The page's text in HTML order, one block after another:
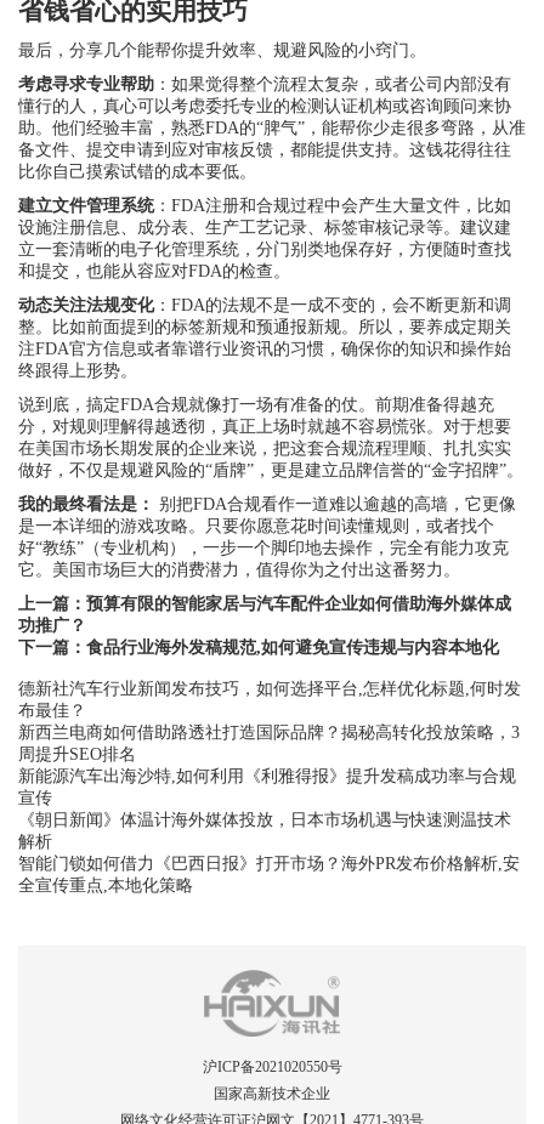
省钱省心的实用技巧
最后，分享几个能帮你提升效率、规避风险的小窍门。
考虑寻求专业帮助 ：如果觉得整个流程太复杂，或者公司内部没有
懂行的人，真心可以考虑委托专业的检测认证机构或咨询顾问来协
助。他们经验丰富，熟悉FDA的“脾气”，能帮你少走很多弯路，从准
备文件、提交申请到应对审核反馈，都能提供支持。这钱花得往往
比你自己摸索试错的成本要低。
建立文件管理系统：FDA注册和合规过程中会产生大量文件，比如
设施注册信息、成分表、生产工艺记录、标签审核记录等。建议建
立一套清晰的电子化管理系统，分门别类地保存好，方便随时查找
和提交，也能从容应对FDA的检查。
动态关注法规变化：FDA的法规不是一成不变的，会不断更新和调
整。比如前面提到的标签新规和预通报新规。所以，要养成定期关
注FDA官方信息或者靠谱行业资讯的习惯，确保你的知识和操作始
终跟得上形势。
说到底，搞定FDA合规就像打一场有准备的仗。前期准备得越充
分，对规则理解得越透彻，真正上场时就越不容易慌张。对于想要
在美国市场长期发展的企业来说，把这套合规流程理顺、扎扎实实
做好，不仅是规避风险的“盾牌”，更是建立品牌信誉的“金字招牌”。
我的最终看法是： 别把FDA合规看作一道难以逾越的高墙，它更像
是一本详细的游戏攻略。只要你愿意花时间读懂规则，或者找个
好“教练”（专业机构），一步一个脚印地去操作，完全有能力攻克
它。美国市场巨大的消费潜力，值得你为之付出这番努力。
上一篇： 预算有限的智能家居与汽车配件企业如何借助海外媒体成
功推广？
下一篇： 食品行业海外发稿规范,如何避免宣传违规与内容本地化
德新社汽车行业新闻发布技巧，如何选择平台,怎样优化标题,何时发
布最佳？
新西兰电商如何借助路透社打造国际品牌？揭秘高转化投放策略，3
周提升SEO排名
新能源汽车出海沙特,如何利用《利雅得报》提升发稿成功率与合规
宣传
《朝日新闻》体温计海外媒体投放，日本市场机遇与快速测温技术
解析
智能门锁如何借力《巴西日报》打开市场？海外PR发布价格解析,安
全宣传重点,本地化策略
沪ICP备2021020550号
国家高新技术企业
网络文化经营许可证沪网文【2021】4771-393号